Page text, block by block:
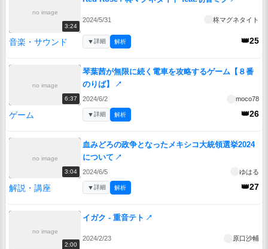
no image
3:24
2024/5/31 柊マグネタイト
音楽・サウンド 👑25
▼詳細 解析
no image
6:37
琴葉茜が無限に続く電車を攻略するゲーム【８番
のりば】
↗
2024/6/2 moco78
ゲーム 👑26
▼詳細 解析
no image
3:04
血みどろの政争となったメキシコ大統領選挙2024
について ↗
2024/6/5 ゆはる
解説・講座 👑27
▼詳細 解析
no image
2:00
イガク - 重音テト ↗
2024/2/23 原口沙輔